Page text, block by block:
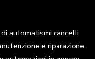
automatismi cancelli
e riparazione.